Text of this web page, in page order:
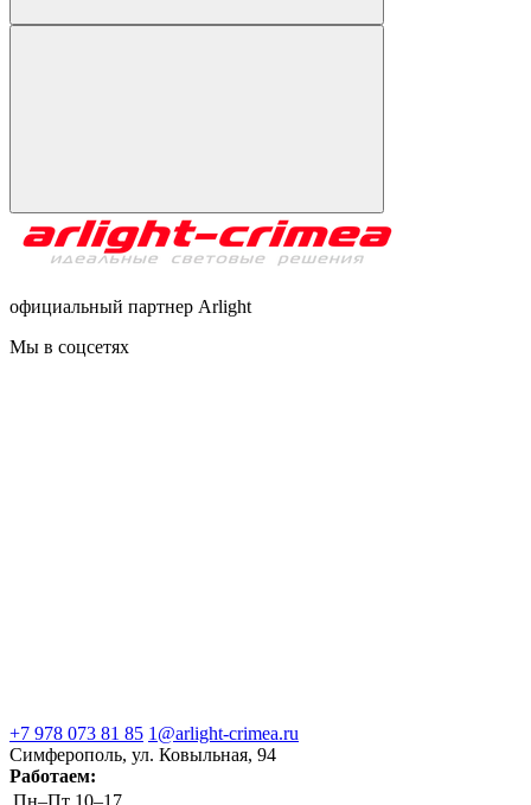
официальный партнер Arlight
Мы в соцсетях
+7 978 073 81 85 1@arlight-crimea.ru
Симферополь, ул. Ковыльная, 94
Работаем: